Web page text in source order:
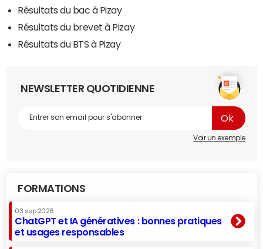
Résultats du bac à Pizay
Résultats du brevet à Pizay
Résultats du BTS à Pizay
NEWSLETTER QUOTIDIENNE
Voir un exemple
FORMATIONS
03 sep 2026
ChatGPT et IA génératives : bonnes pratiques
et usages responsables